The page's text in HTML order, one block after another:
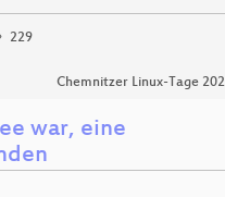
229
Chemnitzer Linux-Tage
war, eine